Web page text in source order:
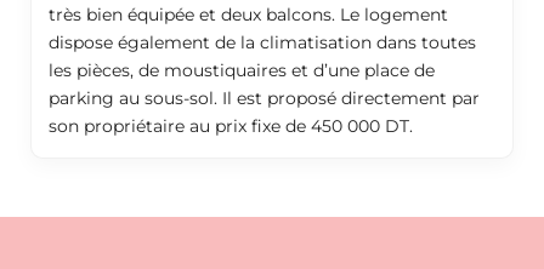
très bien équipée et deux balcons. Le logement
dispose également de la climatisation dans toutes
les pièces, de moustiquaires et d’une place de
parking au sous-sol. Il est proposé directement par
son propriétaire au prix fixe de 450 000 DT.